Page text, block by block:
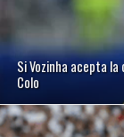
Si Vozinha acepta
Colo